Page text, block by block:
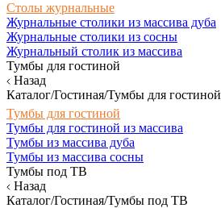
Столы журнальные
Журнальные столики из массива дуба
Журнальные столики из сосны
Журнальный столик из массива
Тумбы для гостиной
Назад
Каталог/Гостиная/Тумбы для гостиной
Тумбы для гостиной
Тумбы для гостиной из массива
Тумбы из массива дуба
Тумбы из массива сосны
Тумбы под ТВ
Назад
Каталог/Гостиная/Тумбы под ТВ